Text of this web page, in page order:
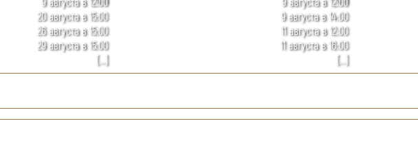
20 августа в 15:00
26 августа в 15:00
29 августа в 15:00
[...]
9 августа в 14:00
11 августа в 12:00
11 августа в 16:00
[...]